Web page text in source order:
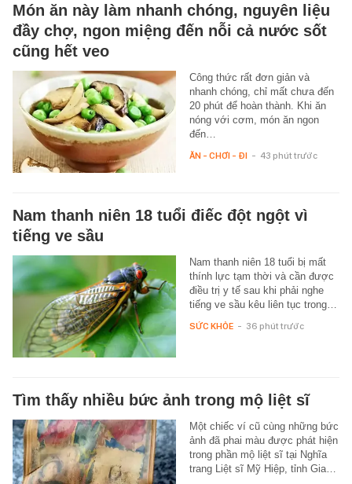
Món ăn này làm nhanh chóng, nguyên liệu
đầy chợ, ngon miệng đến nỗi cả nước sốt
cũng hết veo
Công thức rất đơn giản và
nhanh chóng, chỉ mất chưa đến
20 phút để hoàn thành. Khi ăn
nóng với cơm, món ăn ngon
đến…
ĂN - CHƠI - ĐI - 43 phút trước
Nam thanh niên 18 tuổi điếc đột ngột vì
tiếng ve sầu
Nam thanh niên 18 tuổi bị mất
thính lực tạm thời và cần được
điều trị y tế sau khi phải nghe
tiếng ve sầu kêu liên tục trong…
SỨC KHỎE - 36 phút trước
Tìm thấy nhiều bức ảnh trong mộ liệt sĩ
Một chiếc ví cũ cùng những bức
ảnh đã phai màu được phát hiện
trong phần mộ liệt sĩ tại Nghĩa
trang Liệt sĩ Mỹ Hiệp, tỉnh Gia…